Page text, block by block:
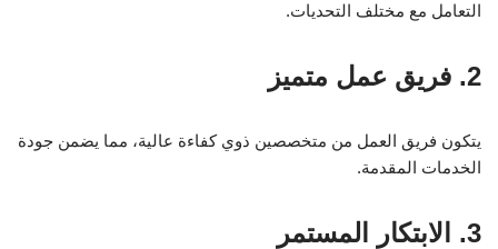
التعامل مع مختلف التحديات.
2. فريق عمل متميز
يتكون فريق العمل من متخصصين ذوي كفاءة عالية، مما يضمن جودة
الخدمات المقدمة.
3. الابتكار المستمر